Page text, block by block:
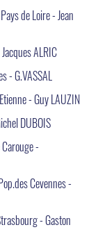
de Loire - Jean
ALRIC
- G.VASSAL
- Guy LAUZIN
DUBOIS
-
Cevennes -
- Gaston